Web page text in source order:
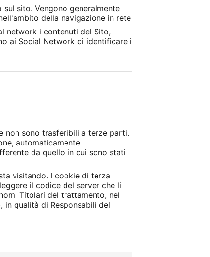
sito. Vengono generalmente
della navigazione in rete
network i contenuti del Sito,
ai Social Network di identificare i
non sono trasferibili a terze parti.
automaticamente
da quello in cui sono stati
visitando. I cookie di terza
il codice del server che li
Titolari del trattamento, nel
qualità di Responsabili del